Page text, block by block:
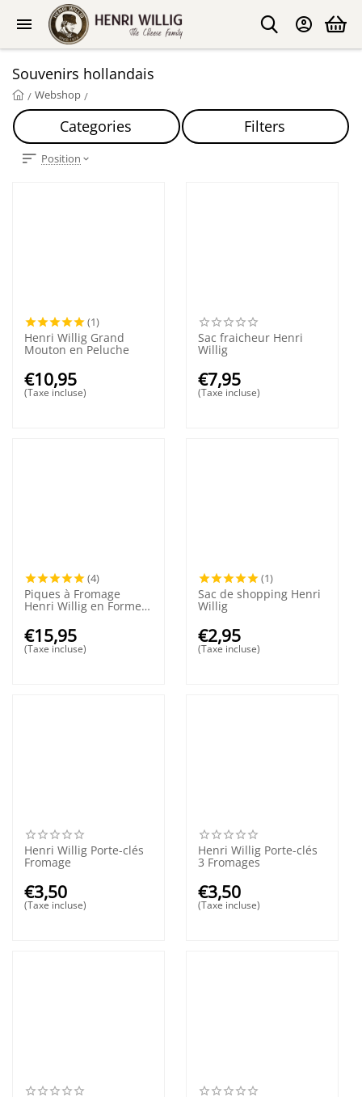
Souvenirs hollandais
/ Webshop /
Categories Filters
Position
(1)
Henri Willig Grand
Mouton en Peluche
€10,95
(Taxe incluse)
Sac fraicheur Henri
Willig
€7,95
(Taxe incluse)
(4)
Piques à Fromage
Henri Willig en Forme
€15,95
(Taxe incluse)
(1)
Sac de shopping Henri
Willig
€2,95
(Taxe incluse)
Henri Willig Porte-clés
Fromage
€3,50
(Taxe incluse)
Henri Willig Porte-clés
3 Fromages
€3,50
(Taxe incluse)